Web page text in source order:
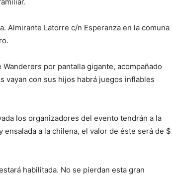
Almirante Latorre c/n Esperanza en la comuna
por pantalla gigante, acompañado
vayan con sus hijos habrá juegos inflables
los organizadores del evento tendrán a la
a la chilena, el valor de éste será de $
habilitada. No se pierdan esta gran